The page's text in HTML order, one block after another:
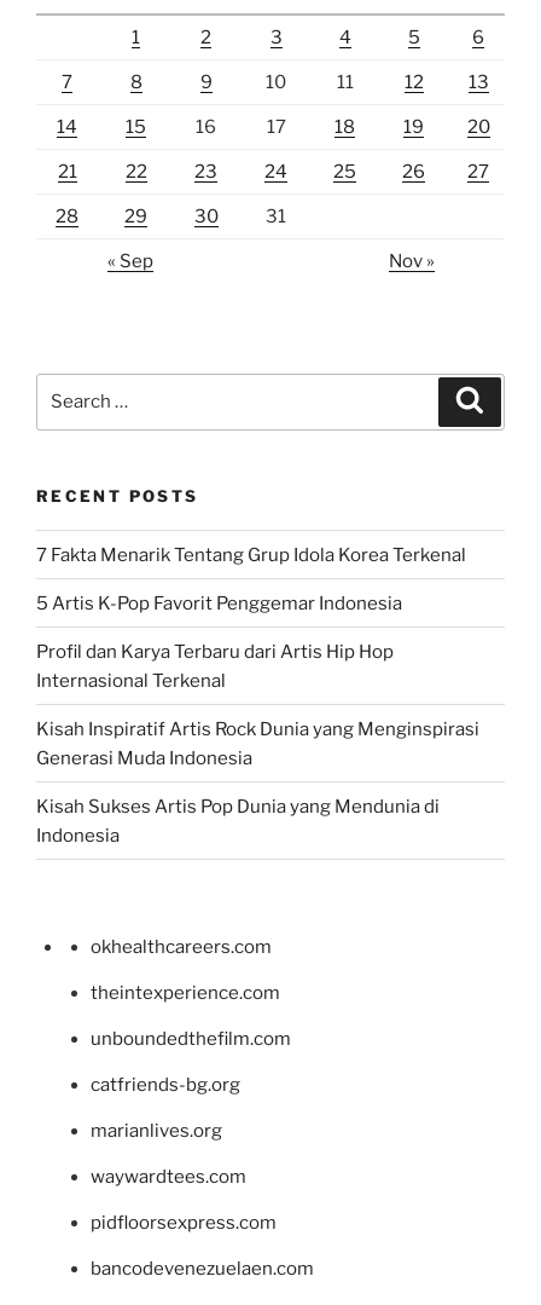
1 2 3 4 5 6
7 8 9 10 11 12 13
14 15 16 17 18 19 20
21 22 23 24 25 26 27
28 29 30 31
« Sep Nov »
RECENT POSTS
7 Fakta Menarik Tentang Grup Idola Korea Terkenal
5 Artis K-Pop Favorit Penggemar Indonesia
Profil dan Karya Terbaru dari Artis Hip Hop
Internasional Terkenal
Kisah Inspiratif Artis Rock Dunia yang Menginspirasi
Generasi Muda Indonesia
Kisah Sukses Artis Pop Dunia yang Mendunia di
Indonesia
okhealthcareers.com
theintexperience.com
unboundedthefilm.com
catfriends-bg.org
marianlives.org
waywardtees.com
pidfloorsexpress.com
bancodevenezuelaen.com